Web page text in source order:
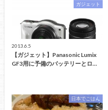
ガジェット
2013.6.5
【ガジェット】Panasonic Lumix
GF3用に予備のバッテリーとロ…
日本でごはん